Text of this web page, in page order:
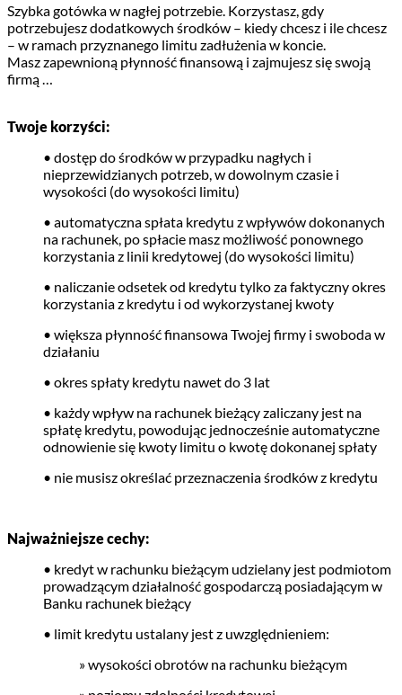
Szybka gotówka w nagłej potrzebie. Korzystasz, gdy
potrzebujesz dodatkowych środków – kiedy chcesz i ile chcesz
– w ramach przyznanego limitu zadłużenia w koncie.
Masz zapewnioną płynność finansową i zajmujesz się swoją
firmą …
Twoje korzyści:
• dostęp do środków w przypadku nagłych i
nieprzewidzianych potrzeb, w dowolnym czasie i
wysokości (do wysokości limitu)
• automatyczna spłata kredytu z wpływów dokonanych
na rachunek, po spłacie masz możliwość ponownego
korzystania z linii kredytowej (do wysokości limitu)
• naliczanie odsetek od kredytu tylko za faktyczny okres
korzystania z kredytu i od wykorzystanej kwoty
• większa płynność finansowa Twojej firmy i swoboda w
działaniu
• okres spłaty kredytu nawet do 3 lat
• każdy wpływ na rachunek bieżący zaliczany jest na
spłatę kredytu, powodując jednocześnie automatyczne
odnowienie się kwoty limitu o kwotę dokonanej spłaty
• nie musisz określać przeznaczenia środków z kredytu
Najważniejsze cechy:
• kredyt w rachunku bieżącym udzielany jest podmiotom
prowadzącym działalność gospodarczą posiadającym w
Banku rachunek bieżący
• limit kredytu ustalany jest z uwzględnieniem:
» wysokości obrotów na rachunku bieżącym